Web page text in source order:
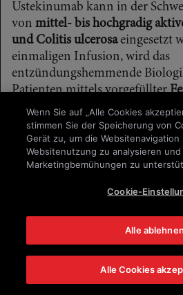
Ustekinumab kann in der
von mittel- bis hochgradig
und Colitis ulcerosaeingesetzt
einmaligen Infusion, wird das
entzündungshemmende
Patienten mittels vorgefüllter
Haut (subkutan = s.c.) injiziert.
TNF-alpha-Blocker
TNF-alpha-Blocker zählen zu
Biologika und werden bei
Morbus Crohn sowie bei
Der Tumornekrosefaktor-α
entzündungsförderndes
Wenn Sie auf „Alle Cookies
stimmen Sie der Speicherung von
Gerät zu, um die
Websitenutzung zu analysieren
Marketingbemühungen zu
Cookie-
Alle ablehnen
Alle Cookies